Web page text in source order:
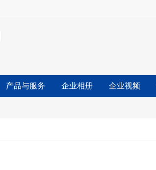
产品与服务 企业相册 企业视频